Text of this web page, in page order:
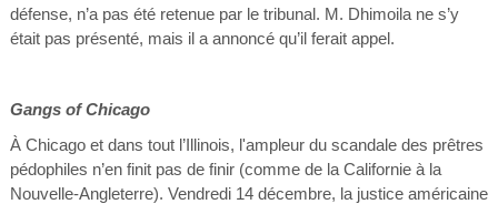
défense, n’a pas été retenue par le tribunal. M. Dhimoila ne s’y
était pas présenté, mais il a annoncé qu’il ferait appel.
Gangs of Chicago
À Chicago et dans tout l’Illinois, l'ampleur du scandale des prêtres
pédophiles n’en finit pas de finir (comme de la Californie à la
Nouvelle-Angleterre). Vendredi 14 décembre, la justice américaine